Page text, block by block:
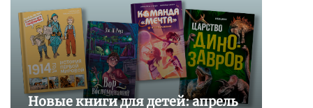
Новые книги для детей: апрель